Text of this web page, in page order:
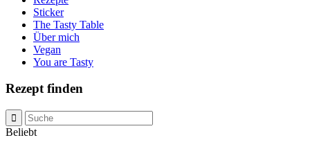
Sticker
The Tasty Table
Über mich
Vegan
You are Tasty
Rezept finden
Beliebt